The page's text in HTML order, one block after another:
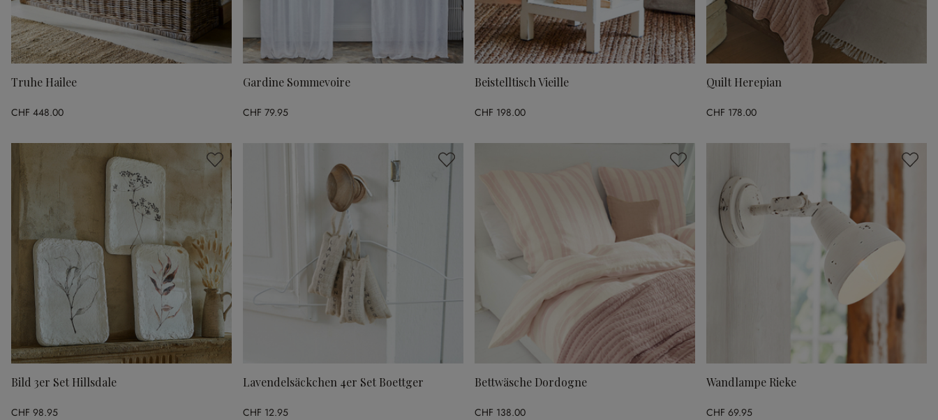
Truhe Hailee
CHF 448.00
Gardine Sommevoire
CHF 79.95
Beistelltisch Vieille
CHF 198.00
Quilt Herepian
CHF 178.00
Bild 3er Set Hillsdale
CHF 98.95
Lavendelsäckchen 4er Set Boettger
CHF 12.95
Bettwäsche Dordogne
CHF 138.00
Wandlampe Rieke
CHF 69.95